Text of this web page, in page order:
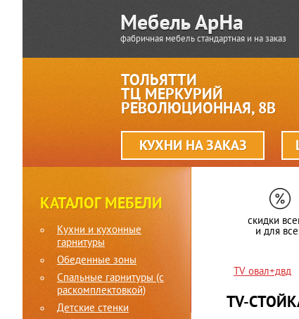
фабричная мебель стандартная и на заказ
ТОЛЬЯТТИ
ТЦ МЕРКУРИЙ
РЕВОЛЮЦИОННАЯ, 8В
КУХНИ НА ЗАКАЗ
КАТАЛОГ МЕБЕЛИ
Кухни и кухонные
гарнитуры
Обеденные зоны
Спальные гарнитуры (c
раскомплектовкой)
Детские стенки
скидки
и для
TV овал+двд
TV-